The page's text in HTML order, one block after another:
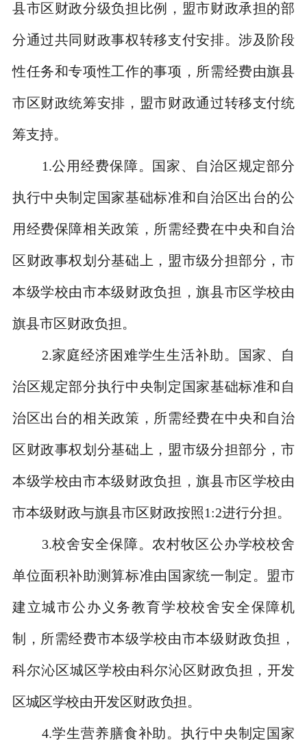
县市区财政分级负担比例，盟市财政承担的部
分通过共同财政事权转移支付安排。涉及阶段
性任务和专项性工作的事项，所需经费由旗县
市区财政统筹安排，盟市财政通过转移支付统
筹支持。
1.公用经费保障。国家、自治区规定部分
执行中央制定国家基础标准和自治区出台的公
用经费保障相关政策，所需经费在中央和自治
区财政事权划分基础上，盟市级分担部分，市
本级学校由市本级财政负担，旗县市区学校由
旗县市区财政负担。
2.家庭经济困难学生生活补助。国家、自
治区规定部分执行中央制定国家基础标准和自
治区出台的相关政策，所需经费在中央和自治
区财政事权划分基础上，盟市级分担部分，市
本级学校由市本级财政负担，旗县市区学校由
市本级财政与旗县市区财政按照1:2进行分担。
3.校舍安全保障。农村牧区公办学校校舍
单位面积补助测算标准由国家统一制定。盟市
建立城市公办义务教育学校校舍安全保障机
制，所需经费市本级学校由市本级财政负担，
科尔沁区城区学校由科尔沁区财政负担，开发
区城区学校由开发区财政负担。
4.学生营养膳食补助。执行中央制定国家